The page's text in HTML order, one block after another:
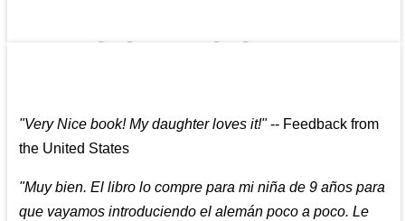
"Very Nice book! My daughter loves it!"-- Feedback from
the United States
"Muy bien. El libro lo compre para mi niña de 9 años para
que vayamos introduciendo el alemán poco a poco. Le